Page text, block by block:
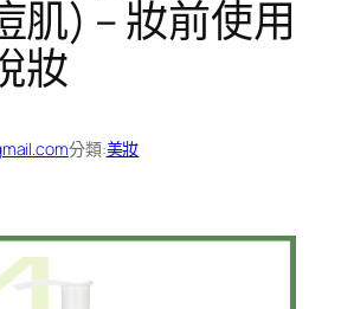
肌) – 妝前使用
妝
分類:美妝